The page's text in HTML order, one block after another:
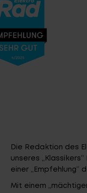
Die Redaktion des
unseres
einer „Empfehlung“
Mit einem